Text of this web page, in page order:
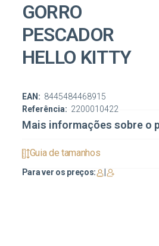
GORRO
PESCADOR
HELLO KITTY
Referência: 2200010422
EAN: 8445484468915
Mais informações sobre o
Guia de tamanhos
Para ver os preços: